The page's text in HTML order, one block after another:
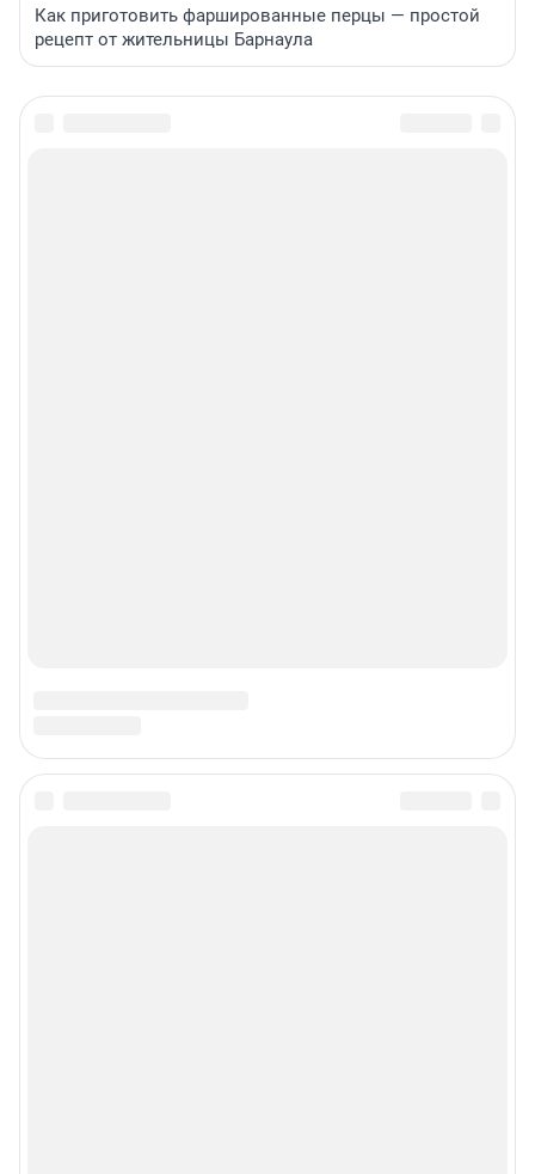
Как приготовить фаршированные перцы — простой
рецепт от жительницы Барнаула